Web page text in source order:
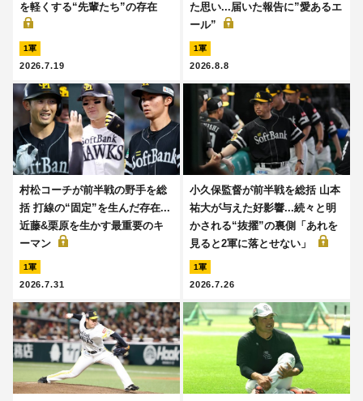
を軽くする“先輩たち”の存在
1軍
2026.7.19
た思い...届いた報告に”愛あるエ
ール”
1軍
2026.8.8
村松コーチが前半戦の野手を総
括 打線の“固定”を生んだ存在...
近藤&栗原を生かす最重要のキ
ーマン
1軍
2026.7.31
小久保監督が前半戦を総括 山本
祐大が与えた好影響...続々と明
かされる“抜擢”の裏側「あれを
見ると2軍に落とせない」
1軍
2026.7.26